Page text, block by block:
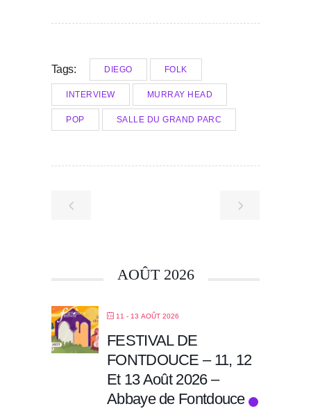
Tags: DIEGO FOLK
INTERVIEW MURRAY HEAD
POP SALLE DU GRAND PARC
AOÛT 2026
11 - 13 AOÛT 2026
FESTIVAL DE
FONTDOUCE – 11, 12
Et 13 Août 2026 –
Abbaye de Fontdouce